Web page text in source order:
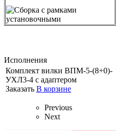
Исполнения
Комплект вилки ВПМ-5-(8+0)-
УХЛ3-4 с адаптером
Заказать В корзине
Previous
Next